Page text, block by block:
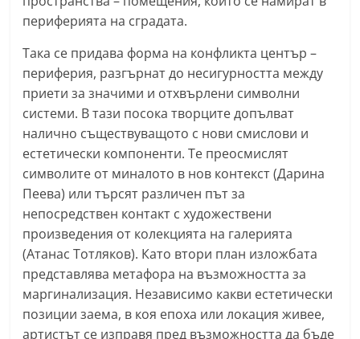
З
г
о
р
а
–
k
a
z
n
l
a
периферията на сградата.
Така се придава форма на конфликта център –
периферия, разгърнат до несигурността между
приети за значими и отхвърлени символни
системи. В тази посока творците допълват
налично съществуващото с нови смислови и
естетически компоненти. Те преосмислят
символите от миналото в нов контекст (Дарина
Пеева) или търсят различен път за
непосредствен контакт с художествени
произведения от колекцията на галерията
(Атанас Тотляков). Като втори план изложбата
представлява метафора на възможността за
маргинализация. Независимо какви естетически
позиции заема, в коя епоха или локация живее,
артистът се изправя пред възможността да бъде